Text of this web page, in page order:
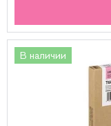
В наличии